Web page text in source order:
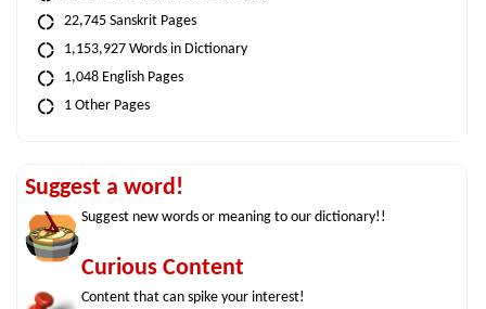
22,745 Sanskrit Pages
1,153,927 Words in Dictionary
1,048 English Pages
1 Other Pages
Suggest a word!
Suggest new words or meaning to our dictionary!!
Curious Content
Content that can spike your interest!